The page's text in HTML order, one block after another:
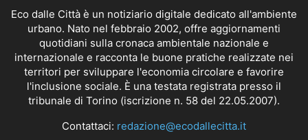
Eco dalle Città è un notiziario digitale dedicato all'ambiente
urbano. Nato nel febbraio 2002, offre aggiornamenti
quotidiani sulla cronaca ambientale nazionale e
internazionale e racconta le buone pratiche realizzate nei
territori per sviluppare l'economia circolare e favorire
l'inclusione sociale. È una testata registrata presso il
tribunale di Torino (iscrizione n. 58 del 22.05.2007).
Contattaci: redazione@ecodallecitta.it